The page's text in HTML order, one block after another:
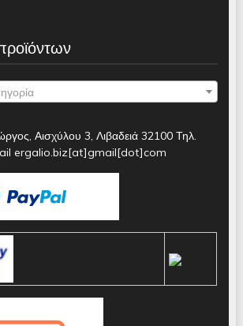
Αισχύλου 3, Λιβαδειά 32100 Τηλ.
ergalio.biz[at]gmail[dot]com